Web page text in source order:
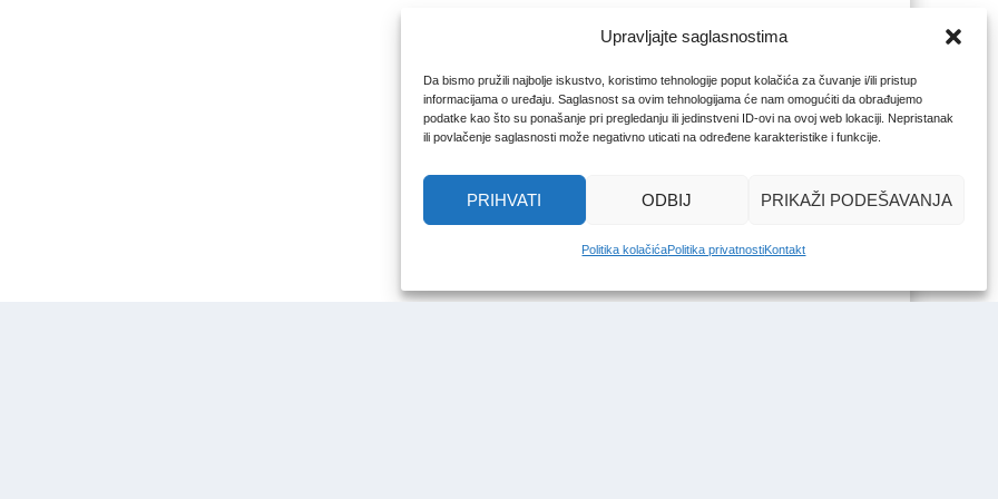
Upravljajte saglasnostima
Da bismo pružili najbolje iskustvo, koristimo tehnologije poput kolačića za čuvanje i/ili pristup
informacijama o uređaju. Saglasnost sa ovim tehnologijama će nam omogućiti da obrađujemo
podatke kao što su ponašanje pri pregledanju ili jedinstveni ID-ovi na ovoj web lokaciji. Nepristanak
ili povlačenje saglasnosti može negativno uticati na određene karakteristike i funkcije.
PRIHVATI ODBIJ PRIKAŽI PODEŠAVANJA
Politika kolačićaPolitika privatnostiKontakt